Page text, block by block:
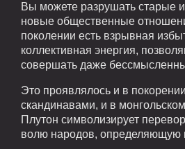
Вы можете разрушать старые и
новые общественные
поколении есть взрывная
коллективная энергия,
совершать даже
Это проявлялось и в
скандинавами, и в
Плутон символизирует
волю народов, определяющую